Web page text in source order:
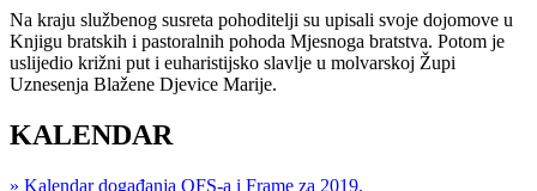
Na kraju službenog susreta pohoditelji su upisali svoje dojomove u
Knjigu bratskih i pastoralnih pohoda Mjesnoga bratstva. Potom je
uslijedio križni put i euharistijsko slavlje u molvarskoj Župi
Uznesenja Blažene Djevice Marije.
KALENDAR
» Kalendar događanja OFS-a i Frame za 2019.